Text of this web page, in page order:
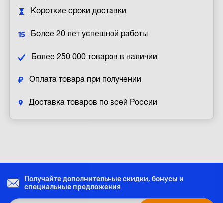
Короткие сроки доставки
Более 20 лет успешной работы
Более 250 000 товаров в наличии
Оплата товара при получении
Доставка товаров по всей России
Получайте дополнительные скидки, бонусы и
специальные предложения